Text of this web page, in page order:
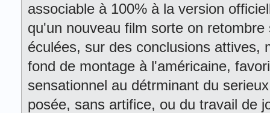
associable à 100% à la version
qu'un nouveau film sorte on
éculées, sur des conclusions attives,
fond de montage à l'américaine,
sensationnel au détrminant du
posée, sans artifice, ou du travail de